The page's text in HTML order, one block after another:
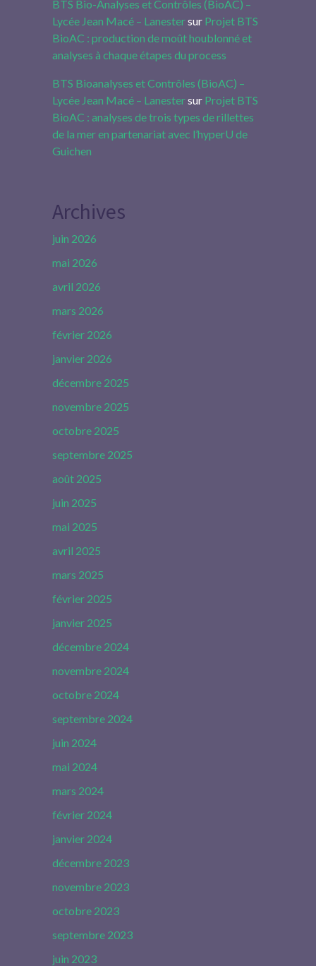
BTS Bio-Analyses et Contrôles (BioAC) –
Lycée Jean Macé – Lanestersur Projet BTS
BioAC : production de moût houblonné et
analyses à chaque étapes du process
BTS Bioanalyses et Contrôles (BioAC) –
Lycée Jean Macé – Lanestersur Projet BTS
BioAC : analyses de trois types de rillettes
de la mer en partenariat avec l’hyperU de
Guichen
Archives
juin 2026
mai 2026
avril 2026
mars 2026
février 2026
janvier 2026
décembre 2025
novembre 2025
octobre 2025
septembre 2025
août 2025
juin 2025
mai 2025
avril 2025
mars 2025
février 2025
janvier 2025
décembre 2024
novembre 2024
octobre 2024
septembre 2024
juin 2024
mai 2024
mars 2024
février 2024
janvier 2024
décembre 2023
novembre 2023
octobre 2023
septembre 2023
juin 2023